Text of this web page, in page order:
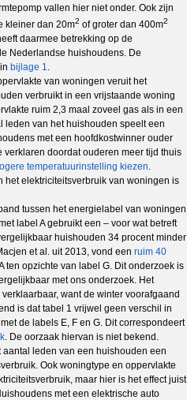
vallen hier niet onder. Ook zijn
kleiner dan 20m2 of groter dan 400m2
daarmee betrekking op de
Nederlandse huishoudens. De
bijlage 1.
van woningen veruit het
verbruikt in een vrijstaande woning
ruim 2,3 maal zoveel gas als in een
leden van het huishouden speelt een
met een hoofdkostwinner ouder
doordat ouderen meer tijd thuis
temperatuurinstelling kiezen.
het elektriciteitsverbruik van woningen is
tussen het energielabel van woningen
label A gebruikt een – voor wat betreft
huishouden 34 procent minder
et al. uit 2013, vond een ruim 40
opzichte van label G. Dit onderzoek is
met ons onderzoek. Het
want de winter voorafgaand
is dat tabel 1 vrijwel geen verschil in
de labels E, F en G. Dit correspondeert
. De oorzaak hiervan is niet bekend.
leden van een huishouden een
Ook woningtype en oppervlakte
maar hier is het effect juist
met een elektrische auto